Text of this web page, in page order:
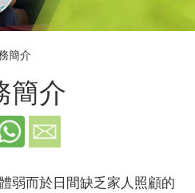
簡介
簡介
弱而於日間缺乏家人照顧的